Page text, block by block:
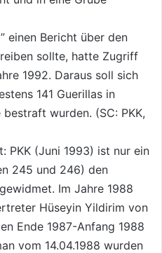
einen Bericht über den
sollte, hatte Zugriff
1992. Daraus soll sich
141 Guerillas in
wurden. (SC: PKK,
PKK (Juni 1993) ist nur ein
245 und 246) den
Im Jahre 1988
Hüseyin Yildirim von
Ende 1987-Anfang 1988
vom 14.04.1988 wurden